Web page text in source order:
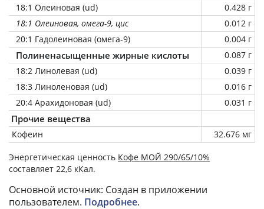
18:1 Олеиновая (ud)
0.428 г
18:1 Олеиновая, омега-9, цис
0.012 г
20:1 Гадолеиновая (омега-9)
0.004 г
Полиненасыщенные жирные кислоты
0.087 г
18:2 Линолевая (ud)
0.039 г
18:3 Линоленовая (ud)
0.016 г
20:4 Арахидоновая (ud)
0.031 г
Прочие вещества
Кофеин 32.676 мг
Энергетическая ценность Кофе МОЙ 290/65/10%
составляет 22,6 кКал.
Основной источник: Создан в приложении
пользователем. Подробнее.